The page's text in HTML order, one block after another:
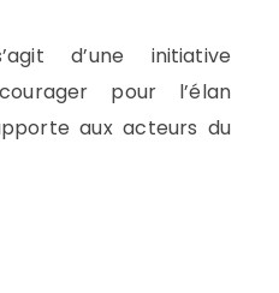
d’une initiative
pour l’élan
aux acteurs du